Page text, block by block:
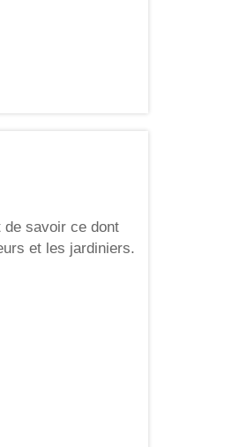
de savoir ce dont
et les jardiniers.
des